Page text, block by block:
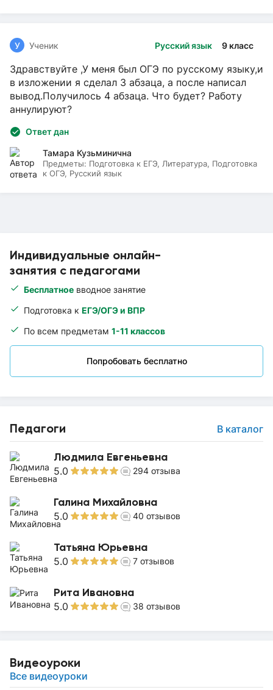
Индивидуальные онлайн-
занятия с педагогами
Бесплатное вводное занятие
Подготовка к ЕГЭ/ОГЭ и ВПР
По всем предметам 1-11 классов
Попробовать бесплатно
Педагоги В каталог
Людмила Евгеньевна
5.0 294 отзыва
Галина Михайловна
5.0 40 отзывов
Татьяна Юрьевна
5.0 7 отзывов
Рита Ивановна
5.0 38 отзывов
Видеоуроки
Все видеоуроки
Русский язык 9 класс
У Ученик
Здравствуйте ,У меня был ОГЭ по русскому языку,и
в изложении я сделал 3 абзаца, а после написал
вывод.Получилось 4 абзаца. Что будет? Работу
аннулируют?
Ответ дан
Тамара Кузьминична
Предметы: Подготовка к ЕГЭ, Литература, Подготовка
к ОГЭ, Русский язык